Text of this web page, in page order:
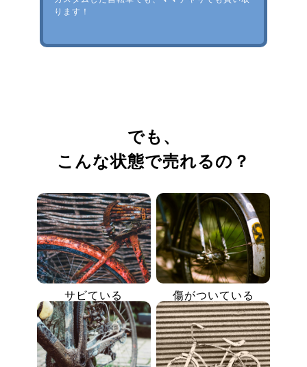
ります！
でも、
こんな状態で売れるの？
サビている 傷がついている